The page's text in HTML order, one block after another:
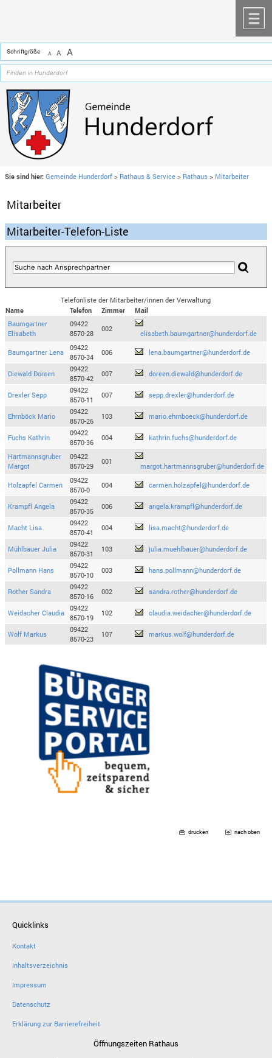
Schriftgröße A A A
Sie sind hier: Gemeinde Hunderdorf > Rathaus & Service > Rathaus > Mitarbeiter
Mitarbeiter
Mitarbeiter-Telefon-Liste
Telefonliste der Mitarbeiter/innen der Verwaltung
Name
Telefon Zimmer
Mail
Baumgartner
Elisabeth
09422
8570-28
002
elisabeth.baumgartner@hunderdorf.de
Baumgartner Lena
09422
8570-34
006 lena.baumgartner@hunderdorf.de
Diewald Doreen
09422
8570-42
007 doreen.diewald@hunderdorf.de
Drexler Sepp
09422
8570-11
007 sepp.drexler@hunderdorf.de
Ehrnböck Mario
09422
8570-26
103 mario.ehrnboeck@hunderdorf.de
Fuchs Kathrin
09422
8570-36
004 kathrin.fuchs@hunderdorf.de
Hartmannsgruber
Margot
09422
8570-29
001
margot.hartmannsgruber@hunderdorf.de
Holzapfel Carmen
09422
8570-0
004 carmen.holzapfel@hunderdorf.de
Krampfl Angela
09422
8570-35
006 angela.krampfl@hunderdorf.de
Macht Lisa
09422
8570-41
004 lisa.macht@hunderdorf.de
Mühlbauer Julia
09422
8570-31
103 julia.muehlbauer@hunderdorf.de
Pollmann Hans
09422
8570-10
003 hans.pollmann@hunderdorf.de
Rother Sandra
09422
8570-16
002 sandra.rother@hunderdorf.de
Weidacher Claudia
09422
8570-19
102 claudia.weidacher@hunderdorf.de
Wolf Markus
09422
8570-23
107 markus.wolf@hunderdorf.de
drucken nach oben
Quicklinks
Kontakt
Inhaltsverzeichnis
Impressum
Datenschutz
Erklärung zur Barrierefreiheit
Öffnungszeiten Rathaus